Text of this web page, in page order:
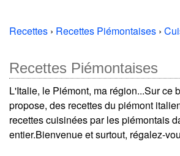
Recettes › Recettes Piémontaises ›
Recettes Piémontaises
L'Italie, le Piémont, ma région...Sur ce
propose, des recettes du piémont
recettes cuisinées par les piémontais
entier.Bienvenue et surtout, régalez-